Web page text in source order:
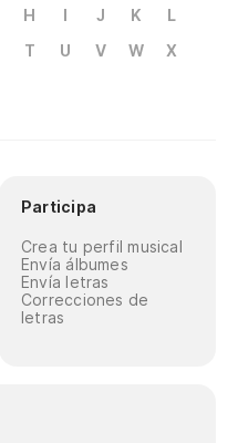
H I J K
L
T U V W
X
Participa
Crea tu perfil musical
Envía álbumes
Envía letras
Correcciones de
letras